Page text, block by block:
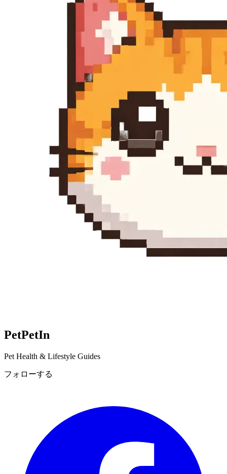
PetPetIn
Pet Health & Lifestyle Guides
フォローする